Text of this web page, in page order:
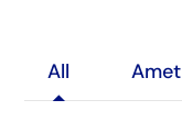
All Amet